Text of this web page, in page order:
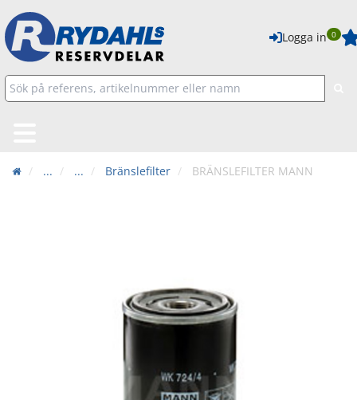
Logga in 0
... ... Bränslefilter BRÄNSLEFILTER MANN